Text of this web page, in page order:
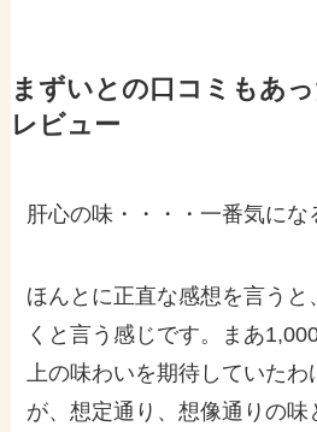
まずいとの口コミもあ
レビュー
肝心の味・・・・一番気にな
ほんとに正直な感想を言うと
くと言う感じです。まあ
上の味わいを期待していた
が、想定通り、想像通りの